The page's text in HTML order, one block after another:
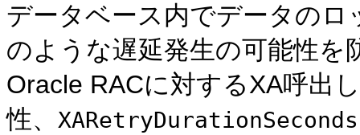
データベース内でデータの
のような遅延発生の可能性を
Oracle RACに対するXA呼出
性、 XARetryDurationSeconds